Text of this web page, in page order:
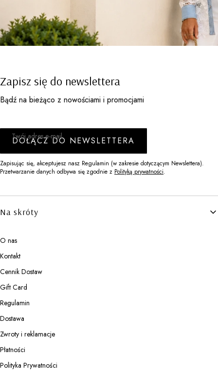
Zapisz się do newslettera
Bądź na bieżąco z nowościami i promocjami
Twój adres e-mail
DOŁĄCZ DO NEWSLETTERA
Zapisując się, akceptujesz nasz Regulamin (w zakresie dotyczącym Newslettera).
Przetwarzanie danych odbywa się zgodnie z Polityką prywatności.
Linki w stopce
Na skróty
O nas
Kontakt
Cennik Dostaw
Gift Card
Regulamin
Dostawa
Zwroty i reklamacje
Płatności
Polityka Prywatności